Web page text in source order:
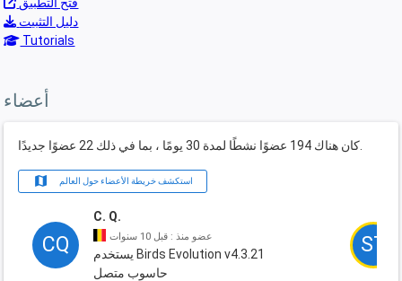
دليل التثبيت
Tutorials
أعضاء
map استكشف خريطة الأعضاء حول العالم
CQ
C. Q.
عضو منذ : قبل 10 سنوات
يستخدم Birds Evolution v4.3.21
حاسوب متصل
ST